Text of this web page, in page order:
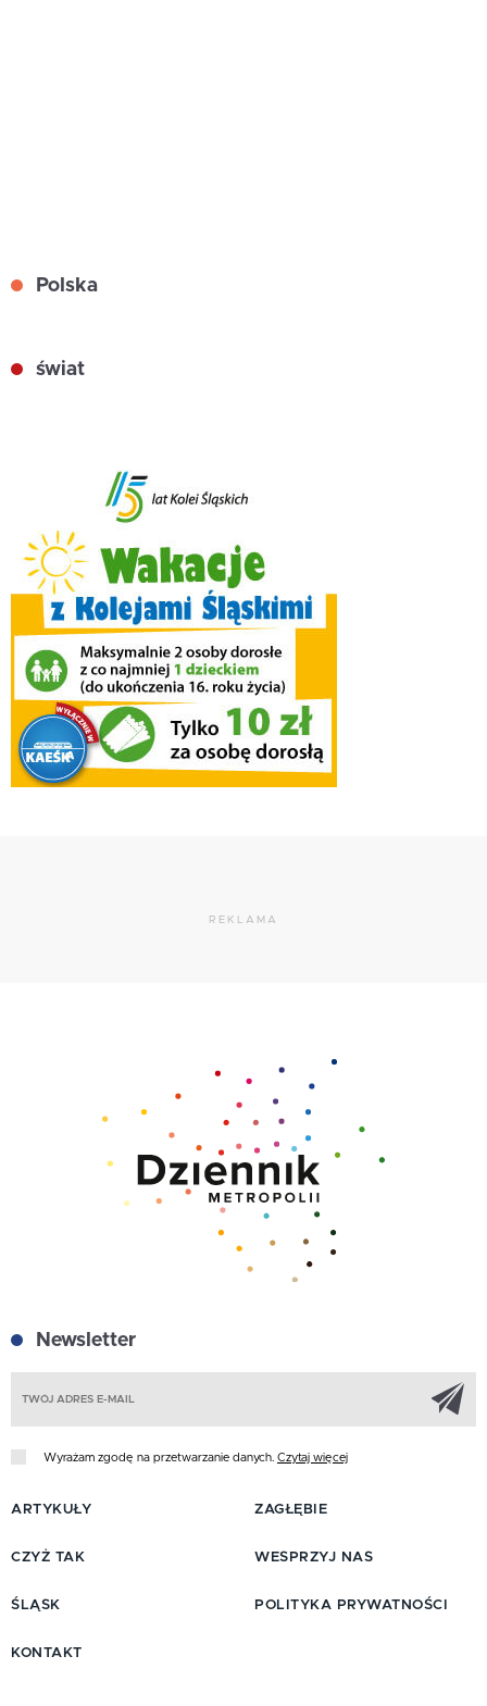
Polska
świat
REKLAMA
Newsletter
Wyrażam zgodę na przetwarzanie danych. Czytaj więcej
ARTYKUŁY
CZYŻ TAK
ŚLĄSK
ZAGŁĘBIE
WESPRZYJ NAS
POLITYKA PRYWATNOŚCI
KONTAKT